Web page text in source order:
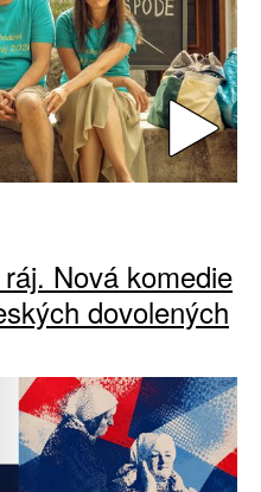
Nová komedie
dovolených